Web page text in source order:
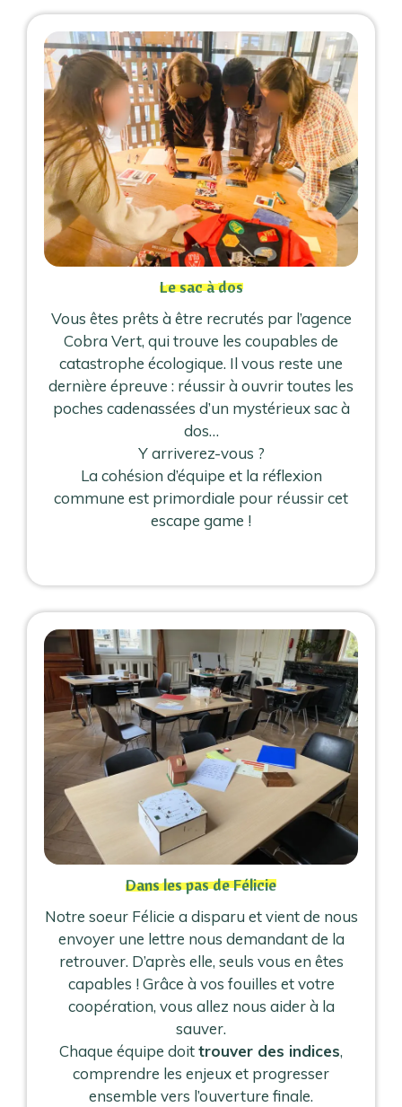
Le sac à dos
Vous êtes prêts à être recrutés par l’agence
Cobra Vert, qui trouve les coupables de
catastrophe écologique. Il vous reste une
dernière épreuve : réussir à ouvrir toutes les
poches cadenassées d’un mystérieux sac à
dos…
Y arriverez-vous ?
La cohésion d’équipe et la réflexion
commune est primordiale pour réussir cet
escape game !
Dans les pas de Félicie
Notre soeur Félicie a disparu et vient de nous
envoyer une lettre nous demandant de la
retrouver. D’après elle, seuls vous en êtes
capables ! Grâce à vos fouilles et votre
coopération, vous allez nous aider à la
sauver.
Chaque équipe doittrouver des indices,
comprendre les enjeux et progresser
ensemble vers l’ouverture finale.